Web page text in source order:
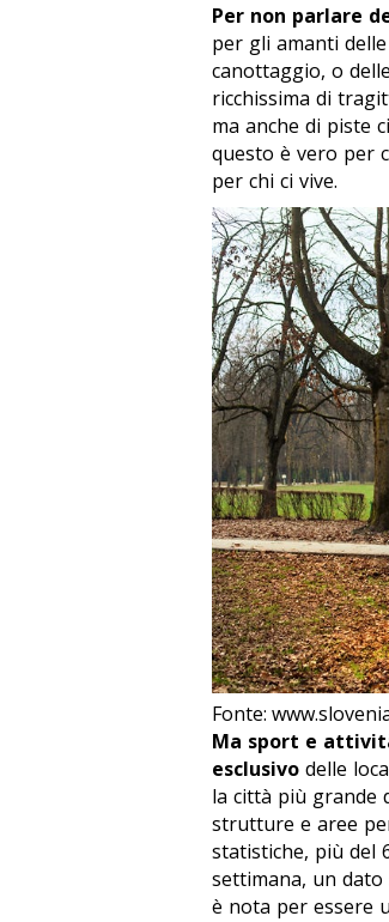
Per non parlare
per gli amanti
canottaggio, o
ricchissima di
ma anche di piste
questo è vero per
per chi ci vive.
Fonte:
Ma sport e
esclusivo delle
la città più grande
strutture e aree
statistiche, più del
settimana, un
è nota per essere